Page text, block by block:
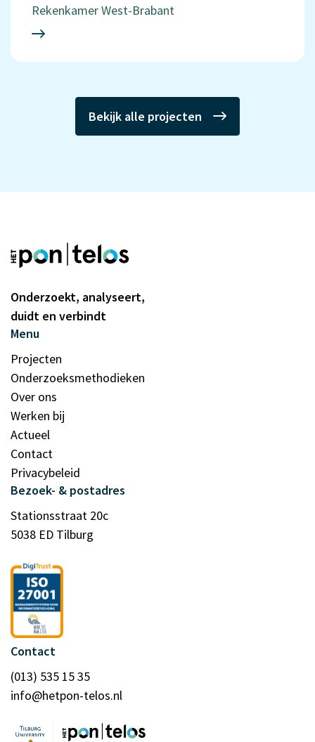
Rekenkamer West-Brabant
Bekijk alle projecten
Onderzoekt, analyseert,
duidt en verbindt
Menu
Projecten
Onderzoeksmethodieken
Over ons
Werken bij
Actueel
Contact
Privacybeleid
Bezoek- & postadres
Stationsstraat 20c
5038 ED Tilburg
Contact
(013) 535 15 35
info@hetpon-telos.nl